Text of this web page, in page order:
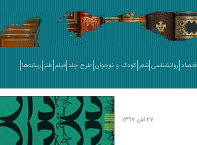
اقتصاد روانشناسی شعر کودک و نوجوان طرح جلد فیلم طنز ریشه‌ها
27 آبان 1397